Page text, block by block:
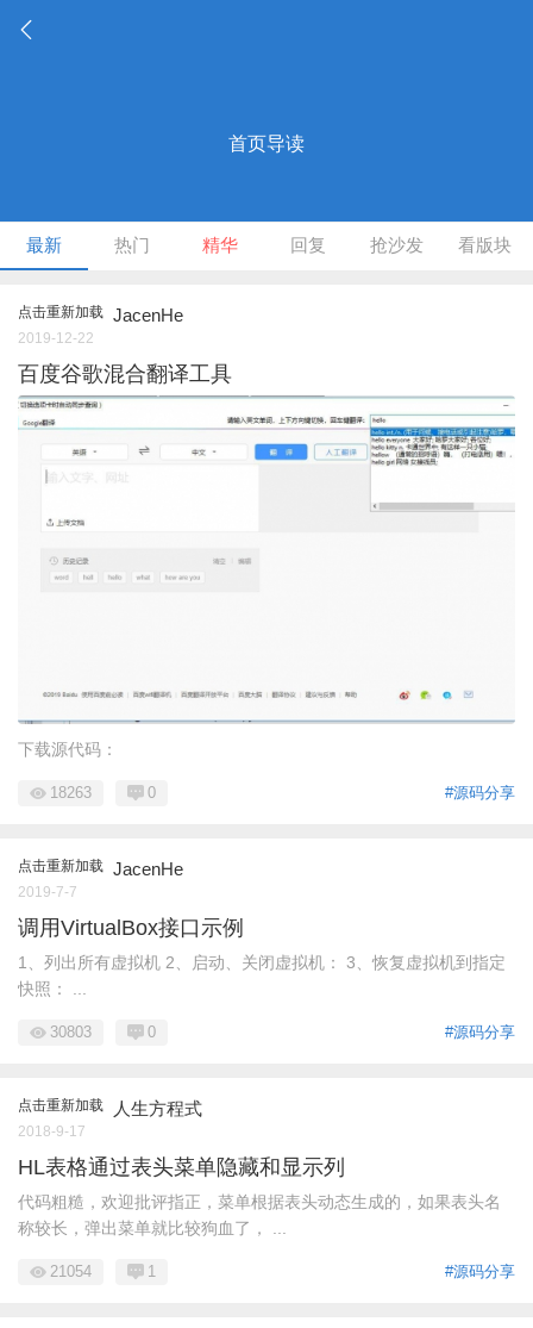
首页导读
最新 热门 精华 回复 抢沙发 看版块
点击重新加载 JacenHe
2019-12-22
百度谷歌混合翻译工具
下载源代码：
#源码分享
18263 0
点击重新加载 JacenHe
2019-7-7
调用VirtualBox接口示例
1、列出所有虚拟机 2、启动、关闭虚拟机： 3、恢复虚拟机到指定
快照： ...
#源码分享
30803 0
点击重新加载 人生方程式
2018-9-17
HL表格通过表头菜单隐藏和显示列
代码粗糙，欢迎批评指正，菜单根据表头动态生成的，如果表头名
称较长，弹出菜单就比较狗血了， ...
#源码分享
21054 1